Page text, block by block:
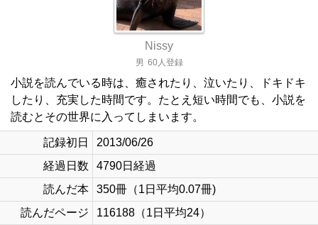
Nissy
男 60人登録
小説を読んでいる時は、癒されたり、泣いたり、ドキドキ
したり、充実した時間です。たとえ短い時間でも、小説を
読むとその世界に入ってしまいます。
記録初日
2013/06/26
経過日数
4790日経過
読んだ本
350冊（1日平均0.07冊)
読んだページ
116188（1日平均24）